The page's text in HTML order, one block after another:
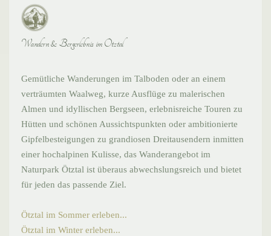
Wandern & Bergerlebnis im Ötztal
Gemütliche Wanderungen im Talboden oder an einem
verträumten Waalweg, kurze Ausflüge zu malerischen
Almen und idyllischen Bergseen, erlebnisreiche Touren zu
Hütten und schönen Aussichtspunkten oder ambitionierte
Gipfelbesteigungen zu grandiosen Dreitausendern inmitten
einer hochalpinen Kulisse, das Wanderangebot im
Naturpark Ötztal ist überaus abwechslungsreich und bietet
für jeden das passende Ziel.
Ötztal im Sommer erleben...
Ötztal im Winter erleben...